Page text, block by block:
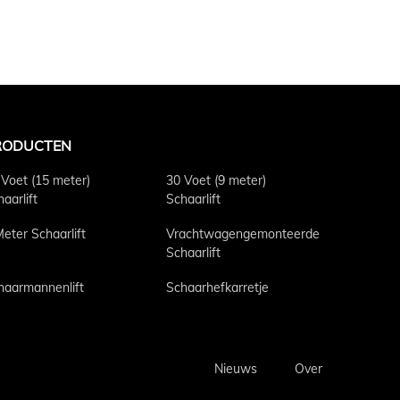
(15 meter)
30 Voet (9 meter)
Schaarlift
Schaarlift
Vrachtwagengemonteerde
Schaarlift
Schaarhefkarretje
Nieuws Over